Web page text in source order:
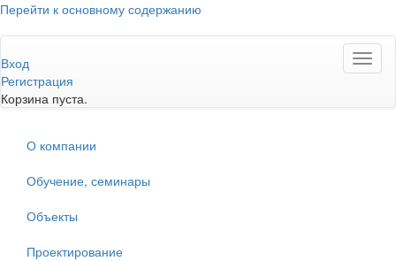
Перейти к основному содержанию
Вход
Регистрация
Корзина пуста.
О компании
Обучение, семинары
Объекты
Проектирование